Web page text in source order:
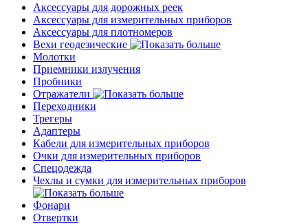
Аксессуары для дорожных реек
Аксессуары для измерительных приборов
Аксессуары для плотномеров
Вехи геодезические
Молотки
Приемники излучения
Пробники
Отражатели
Переходники
Трегеры
Адаптеры
Кабели для измерительных приборов
Очки для измерительных приборов
Спецодежда
Чехлы и сумки для измерительных приборов
Фонари
Отвертки